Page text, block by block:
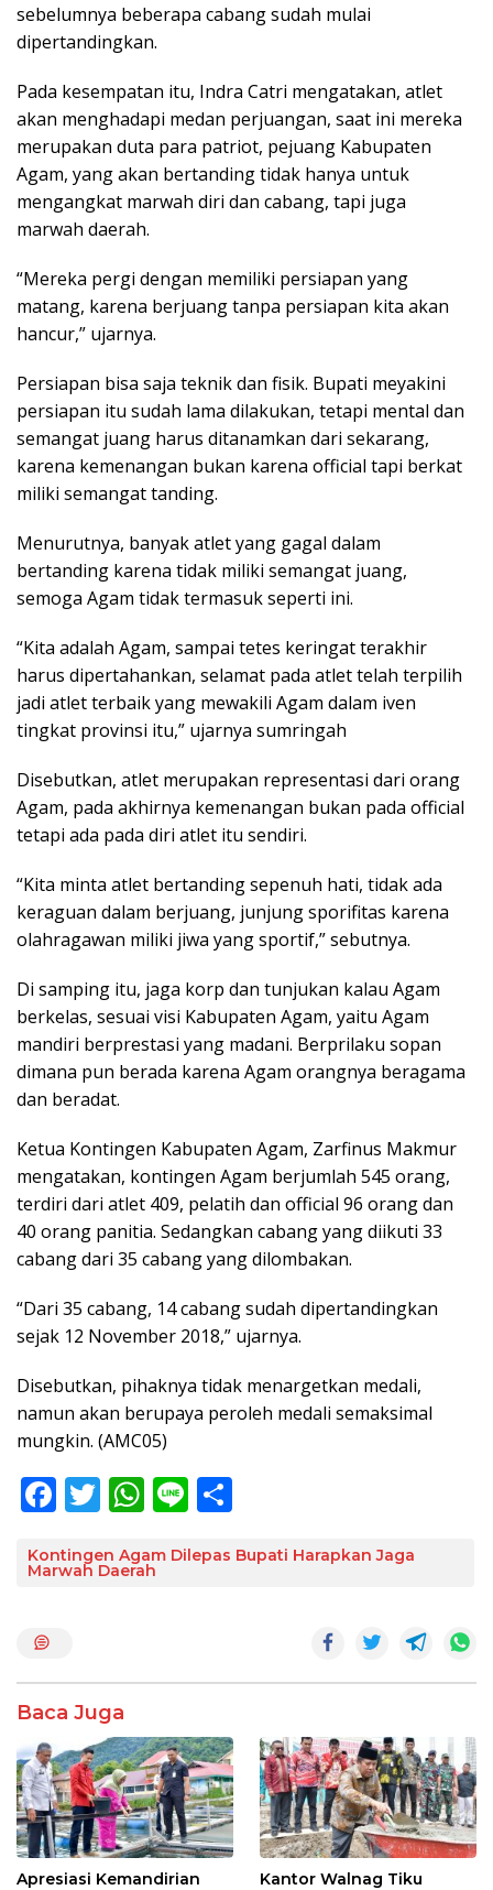
sebelumnya beberapa cabang sudah mulai
dipertandingkan.
Pada kesempatan itu, Indra Catri mengatakan, atlet
akan menghadapi medan perjuangan, saat ini mereka
merupakan duta para patriot, pejuang Kabupaten
Agam, yang akan bertanding tidak hanya untuk
mengangkat marwah diri dan cabang, tapi juga
marwah daerah.
“Mereka pergi dengan memiliki persiapan yang
matang, karena berjuang tanpa persiapan kita akan
hancur,” ujarnya.
Persiapan bisa saja teknik dan fisik. Bupati meyakini
persiapan itu sudah lama dilakukan, tetapi mental dan
semangat juang harus ditanamkan dari sekarang,
karena kemenangan bukan karena official tapi berkat
miliki semangat tanding.
Menurutnya, banyak atlet yang gagal dalam
bertanding karena tidak miliki semangat juang,
semoga Agam tidak termasuk seperti ini.
“Kita adalah Agam, sampai tetes keringat terakhir
harus dipertahankan, selamat pada atlet telah terpilih
jadi atlet terbaik yang mewakili Agam dalam iven
tingkat provinsi itu,” ujarnya sumringah
Disebutkan, atlet merupakan representasi dari orang
Agam, pada akhirnya kemenangan bukan pada official
tetapi ada pada diri atlet itu sendiri.
“Kita minta atlet bertanding sepenuh hati, tidak ada
keraguan dalam berjuang, junjung sporifitas karena
olahragawan miliki jiwa yang sportif,” sebutnya.
Di samping itu, jaga korp dan tunjukan kalau Agam
berkelas, sesuai visi Kabupaten Agam, yaitu Agam
mandiri berprestasi yang madani. Berprilaku sopan
dimana pun berada karena Agam orangnya beragama
dan beradat.
Ketua Kontingen Kabupaten Agam, Zarfinus Makmur
mengatakan, kontingen Agam berjumlah 545 orang,
terdiri dari atlet 409, pelatih dan official 96 orang dan
40 orang panitia. Sedangkan cabang yang diikuti 33
cabang dari 35 cabang yang dilombakan.
“Dari 35 cabang, 14 cabang sudah dipertandingkan
sejak 12 November 2018,” ujarnya.
Disebutkan, pihaknya tidak menargetkan medali,
namun akan berupaya peroleh medali semaksimal
mungkin. (AMC05)
F
e
o
k
T
itt
W
at
p
Li
e ar
Kontingen Agam Dilepas Bupati Harapkan Jaga
Marwah Daerah
Baca Juga
Apresiasi Kemandirian
Kantor Walnag Tiku